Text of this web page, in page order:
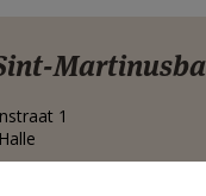
1
Halle